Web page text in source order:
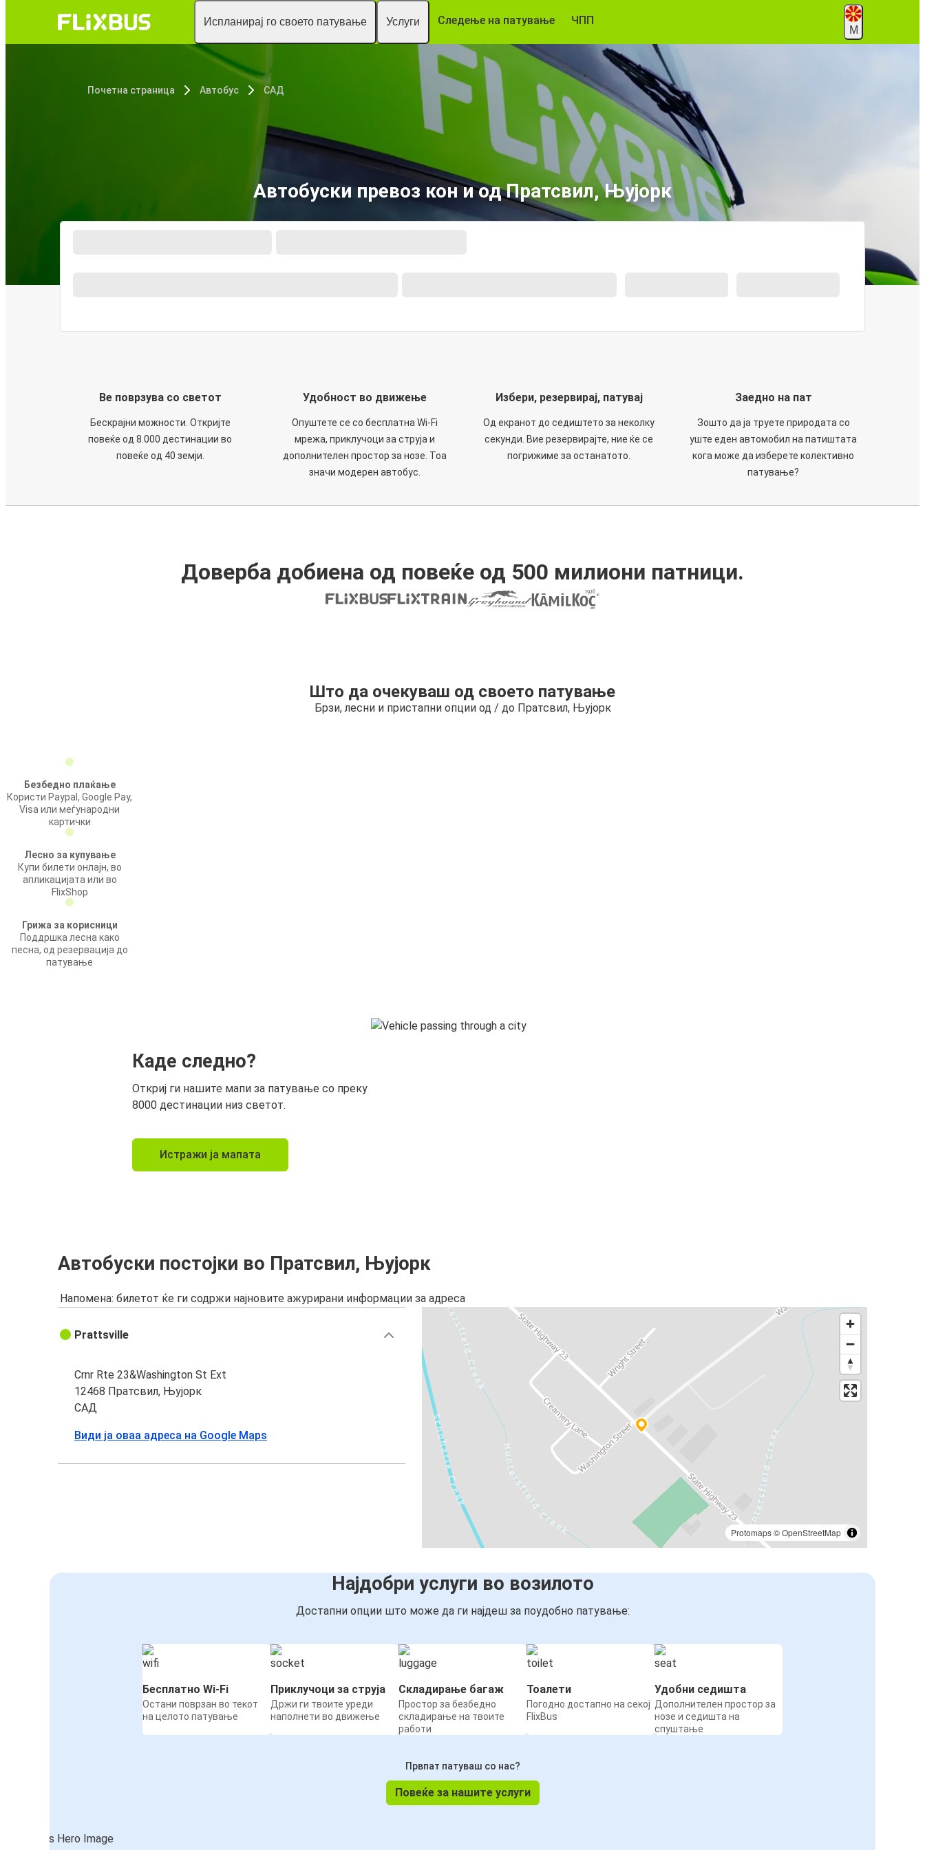
Испланирај го своето патување Услуги Следење на патување ЧПП
М
Почетна страница Автобус САД
Автобуски превоз кон и од Прaтсвил, Њујорк
Ве поврзува со светот
Бескрајни можности. Откријте
повеќе од 8.000 дестинации во
повеќе од 40 земји.
Удобност во движење
Опуштете се со бесплатна Wi-Fi
мрежа, приклучоци за струја и
дополнителен простор за нозе. Тоа
значи модерен автобус.
Избери, резервирај, патувај
Од екранот до седиштето за неколку
секунди. Вие резервирајте, ние ќе се
погрижиме за останатото.
Заедно на пат
Зошто да ја труете природата со
уште еден автомобил на патиштата
кога може да изберете колективно
патување?
Доверба добиена од повеќе од 500 милиони патници.
Што да очекуваш од своето патување
Брзи, лесни и пристапни опции од / до Прaтсвил, Њујорк
Безбедно плаќање
Користи Paypal, Google Pay,
Visa или меѓународни
картички
Лесно за купување
Купи билети онлајн, во
апликацијата или во
FlixShop
Грижа за корисници
Поддршка лесна како
песна, од резервација до
патување
Каде следно?
Откриј ги нашите мапи за патување со преку
8000 дестинации низ светот.
Истражи ја мапата
Автобуски постојки во Прaтсвил, Њујорк
Напомена: билетот ќе ги содржи најновите ажурирани информации за адреса
Protomaps©OpenStreetMap
Prattsville
Crnr Rte 23&Washington St Ext
12468 Прaтсвил, Њујорк
САД
Види ја оваа адреса на Google Maps
Најдобри услуги во возилото
Достапни опции што може да ги најдеш за поудобно патување:
Бесплатно Wi-Fi
Остани поврзан во текот
на целото патување
Приклучоци за струја
Држи ги твоите уреди
наполнети во движење
Складирање багаж
Простор за безбедно
складирање на твоите
работи
Тоалети
Погодно достапно на секој
FlixBus
Удобни седишта
Дополнителен простор за
нозе и седишта на
спуштање
Првпат патуваш со нас?
Повеќе за нашите услуги